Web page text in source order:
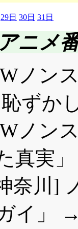
29日 30日 31日
ニメ
ノン
ずか
ノン
真実
奈川]
イ」